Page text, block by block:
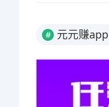
# 元元赚